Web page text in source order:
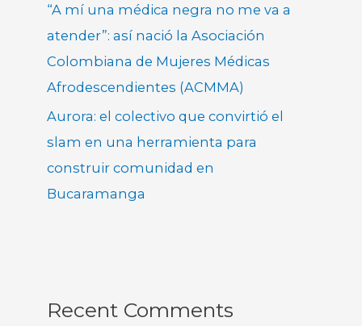
“A mí una médica negra no me va a
atender”: así nació la Asociación
Colombiana de Mujeres Médicas
Afrodescendientes (ACMMA)
Aurora: el colectivo que convirtió el
slam en una herramienta para
construir comunidad en
Bucaramanga
Recent Comments